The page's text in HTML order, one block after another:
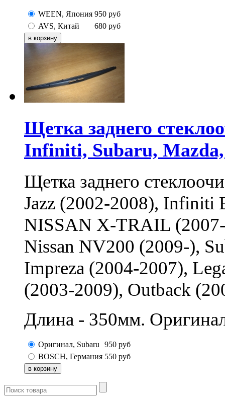
WEEN, Япония 950 руб
AVS, Китай
680 руб
Щетка заднего
Infiniti, Subaru,
Щетка заднего
Jazz (2002-2008),
NISSAN X-TRAIL
Nissan NV200 (2009-),
Impreza (2004-2007),
(2003-2009), Outback
Длина - 350мм.
Оригинал, Subaru 950 руб
BOSCH, Германия 550 руб